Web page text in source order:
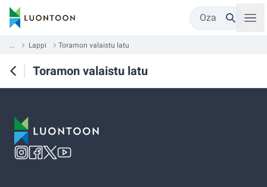
Oza
... Lappi Toramon valaistu latu
Toramon valaistu latu